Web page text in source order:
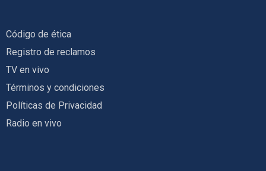
Código de ética
Registro de reclamos
TV en vivo
Términos y condiciones
Políticas de Privacidad
Radio en vivo